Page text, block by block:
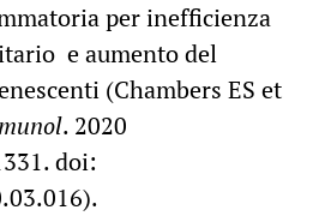
per inefficienza
e aumento del
(Chambers ES et
. 2020
doi: